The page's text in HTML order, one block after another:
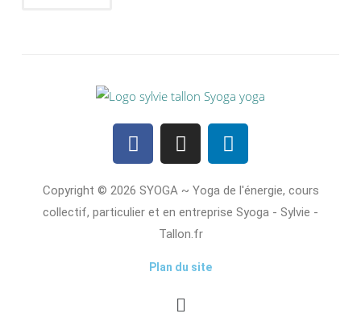
Copyright © 2026 SYOGA ~ Yoga de l'énergie, cours
collectif, particulier et en entreprise Syoga - Sylvie -
Tallon.fr
Plan du site